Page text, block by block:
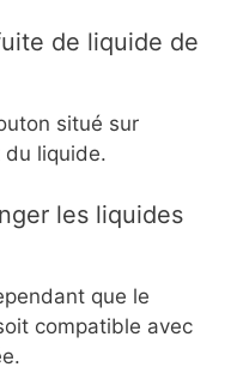
de liquide de
situé sur
du liquide.
les liquides
que le
compatible avec